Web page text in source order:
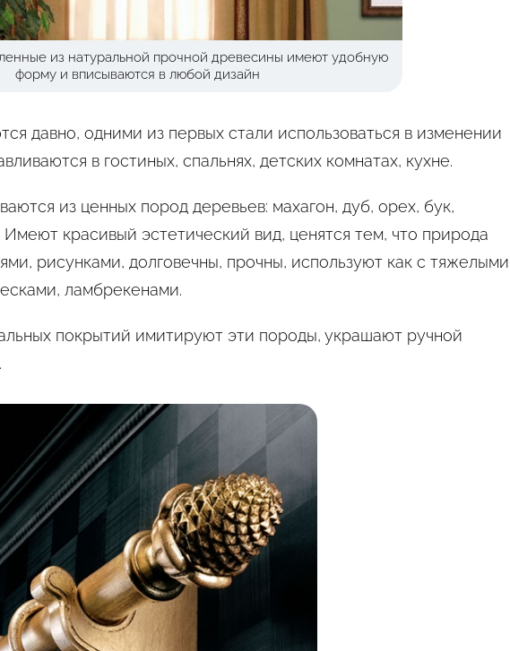
из натуральной прочной древесины имеют удобную
форму и вписываются в любой дизайн
давно, одними из первых стали использоваться в изменении
в гостиных, спальнях, детских комнатах, кухне.
из ценных пород деревьев: махагон, дуб, орех, бук,
красивый эстетический вид, ценятся тем, что природа
рисунками, долговечны, прочны, используют как с тяжелыми
ламбрекенами.
покрытий имитируют эти породы, украшают ручной